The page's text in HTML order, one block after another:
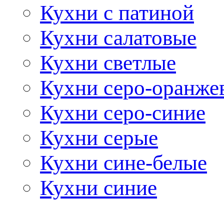
Кухни с патиной
Кухни салатовые
Кухни светлые
Кухни серо-
Кухни серо-синие
Кухни серые
Кухни сине-белые
Кухни синие